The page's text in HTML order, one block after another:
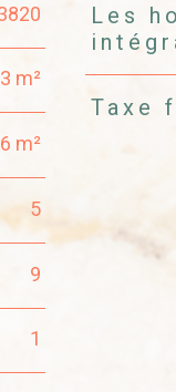
m²
m²
5
9
1
Les
Taxe